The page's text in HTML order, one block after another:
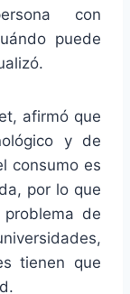
con
puede
afirmó que
y de
consumo es
por lo que
de
tienen que